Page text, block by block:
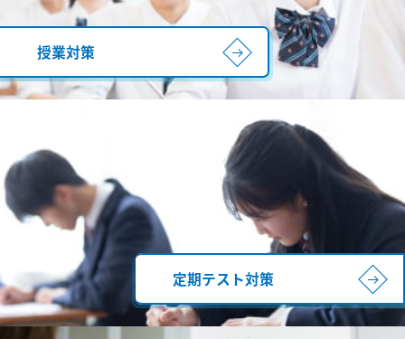
授業対策
定期テスト対策